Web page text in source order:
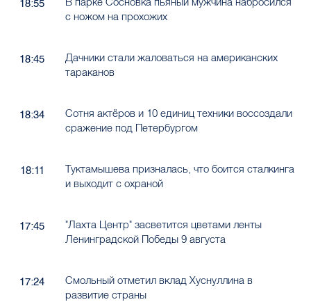
18:55
с ножом на прохожих
18:45
Дачники стали жаловаться на американских
тараканов
18:34
Сотня актёров и 10 единиц техники воссоздали
сражение под Петербургом
18:11
Туктамышева призналась, что боится сталкинга
и выходит с охраной
17:45
"Лахта Центр" засветится цветами ленты
Ленинградской Победы 9 августа
17:24
Смольный отметил вклад Хуснуллина в
развитие страны